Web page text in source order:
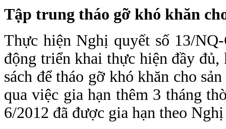
Tập trung tháo gỡ khó khăn
Thực hiện Nghị quyết số 13/
động triển khai thực hiện đầy
sách để tháo gỡ khó khăn cho
qua việc gia hạn thêm 3 tháng
6/2012 đã được gia hạn theo